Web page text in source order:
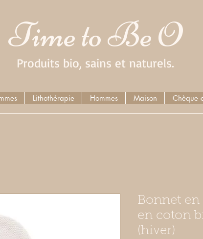
Time to Be O
Produits bio, sains et naturels.
Lithothérapie Hommes Maison Chèque
Bonnet
en coton
(hiver)